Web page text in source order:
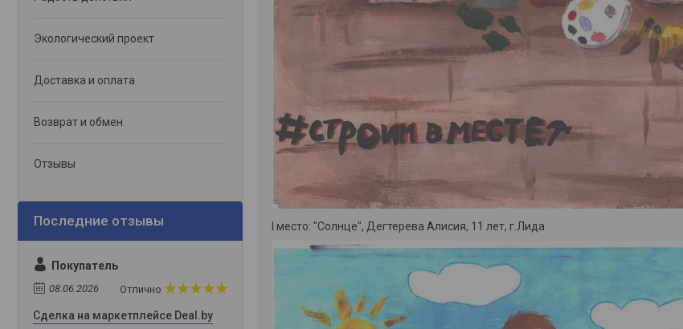
I место: "Солнце", Дегтерева Алисия, 11 лет, г.Лида
Экологический проект
Доставка и оплата
Возврат и обмен
Отзывы
Покупатель
08.06.2026 Отлично
Сделка на маркетплейсе Deal.by